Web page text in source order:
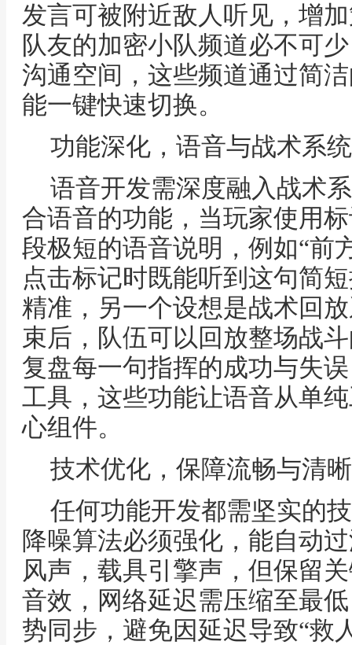
发言可被附近敌人听见，增
队友的加密小队频道必不可
沟通空间，这些频道通过简
能一键快速切换。
功能深化，语音与战术系
语音开发需深度融入战术
合语音的功能，当玩家使用
段极短的语音说明，例如“前
点击标记时既能听到这句简
精准，另一个设想是战术回
束后，队伍可以回放整场战
复盘每一句指挥的成功与失
工具，这些功能让语音从单
心组件。
技术优化，保障流畅与清
任何功能开发都需坚实的
降噪算法必须强化，能自动
风声，载具引擎声，但保留
音效，网络延迟需压缩至最
势同步，避免因延迟导致“救